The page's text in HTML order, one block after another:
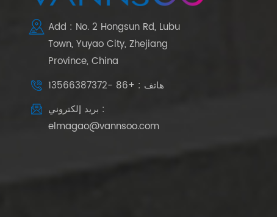
Add : No. 2 Hongsun Rd, Lubu
Town, Yuyao City, Zhejiang
Province, China
هاتف : +86 -13566387372
بريد إلكتروني :
elmagao@vannsoo.com